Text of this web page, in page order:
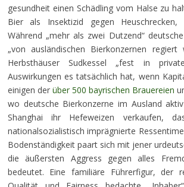
gesundheit einen Schädling vom Halse zu
Bier als Insektizid gegen
Während „mehr als zwei Dutzend“
„von ausländischen Bierkonzernen regiert
Herbsthäuser Sudkessel „fest in
Auswirkungen es tatsächlich hat, wenn
einigen der über 500 bayrischen Brauereien
wo deutsche Bierkonzerne im Ausland
Shanghai ihr Hefeweizen verkaufen,
nationalsozialistisch imprägnierte
Bodenständigkeit paart sich mit jener
die äußersten Aggress gegen alles
bedeutet. Eine familiäre Führerfigur, der